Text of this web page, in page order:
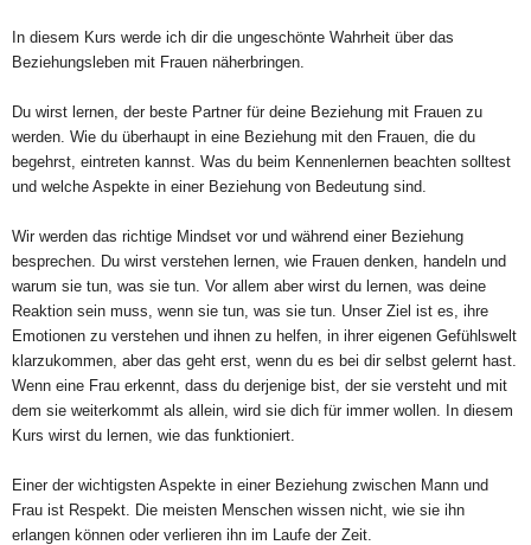
In diesem Kurs werde ich dir die ungeschönte Wahrheit über das
Beziehungsleben mit Frauen näherbringen.
Du wirst lernen, der beste Partner für deine Beziehung mit Frauen zu
werden. Wie du überhaupt in eine Beziehung mit den Frauen, die du
begehrst, eintreten kannst. Was du beim Kennenlernen beachten solltest
und welche Aspekte in einer Beziehung von Bedeutung sind.
Wir werden das richtige Mindset vor und während einer Beziehung
besprechen. Du wirst verstehen lernen, wie Frauen denken, handeln und
warum sie tun, was sie tun. Vor allem aber wirst du lernen, was deine
Reaktion sein muss, wenn sie tun, was sie tun. Unser Ziel ist es, ihre
Emotionen zu verstehen und ihnen zu helfen, in ihrer eigenen Gefühlswelt
klarzukommen, aber das geht erst, wenn du es bei dir selbst gelernt hast.
Wenn eine Frau erkennt, dass du derjenige bist, der sie versteht und mit
dem sie weiterkommt als allein, wird sie dich für immer wollen. In diesem
Kurs wirst du lernen, wie das funktioniert.
Einer der wichtigsten Aspekte in einer Beziehung zwischen Mann und
Frau ist Respekt. Die meisten Menschen wissen nicht, wie sie ihn
erlangen können oder verlieren ihn im Laufe der Zeit.